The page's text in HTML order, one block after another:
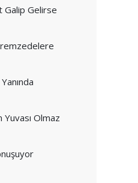
Galip Gelirse
Yuvası Olmaz